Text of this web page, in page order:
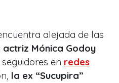
alejada de las
actriz Mónica Godoy
en redes
la ex “Sucupira”